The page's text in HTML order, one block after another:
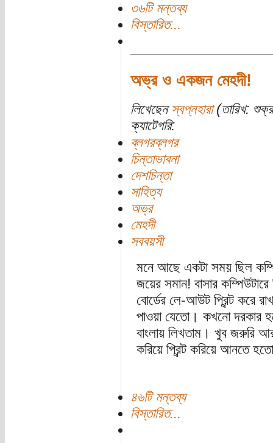
৩৬টি মন্তব্য
বিস্তারিত...
অভ্র ও একজন মেহদী!
লিখেছেন স্বপ্নহারা(তারিখ:
ক্যাটেগরি:
ব্লগরব্লগর
চিন্তাভাবনা
দেশচিন্তা
সাহিত্য
অভ্র
মেহদী
সববয়সী
মনে আছে একটা সময় ছিল
জয়ের সমান! বাসার
বোর্ডের লে-আউট প্রিন্ট করে
পাওয়া যেতো। কখনো দরকার
বাংলায় লিখতাম। খুব জরুরি
করিয়ে প্রিন্ট করিয়ে আনতে
৪৬টি মন্তব্য
বিস্তারিত...